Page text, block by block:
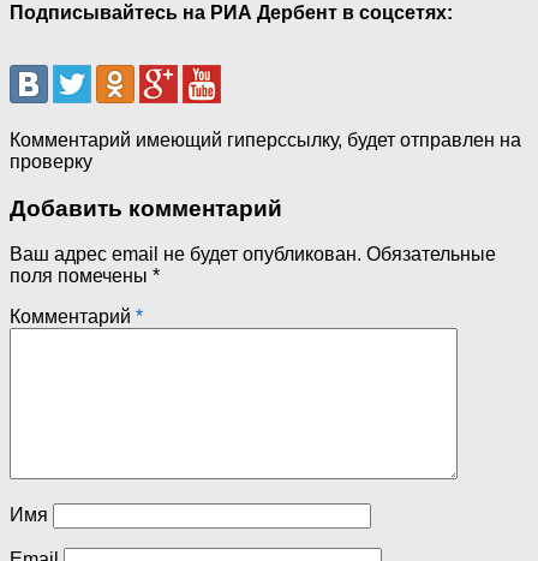
Подписывайтесь на РИА Дербент в соцсетях:
Комментарий имеющий гиперссылку, будет отправлен на
проверку
Добавить комментарий
Ваш адрес email не будет опубликован. Обязательные
поля помечены *
Комментарий *
Имя